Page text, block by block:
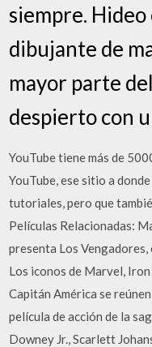
siempre.
dibujante de
mayor parte
despierto con
YouTube tiene más de
YouTube, ese sitio a
tutoriales, pero que
Películas Relacionadas:
presenta Los Vengadores,
Los iconos de Marvel,
Capitán América se
película de acción de la
Downey Jr., Scarlett